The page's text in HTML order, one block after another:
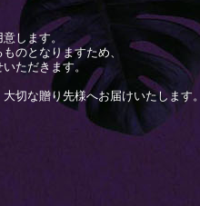
します。
のとなりますため、
ただきます。
切な贈り先様へお届けいたします。